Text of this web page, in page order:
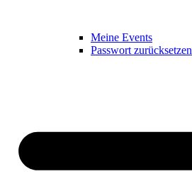
Meine Events
Passwort zurücksetzen